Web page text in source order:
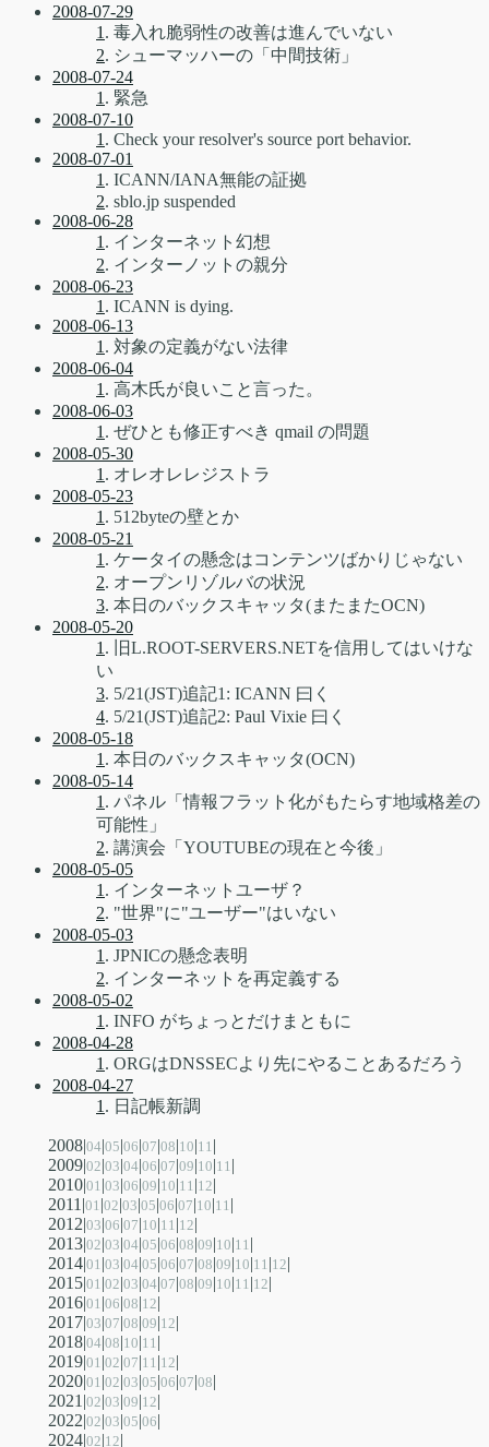
2008-07-29
1 . 毒入れ脆弱性の改善は進んでいない
2. シューマッハーの「中間技術」
2008-07-24
1 . 緊急
2008-07-10
1 . Check your resolver's source port behavior.
2008-07-01
1 . ICANN/IANA無能の証拠
2. sblo.jp suspended
2008-06-28
1 . インターネット幻想
2. インターノットの親分
2008-06-23
1 . ICANN is dying.
2008-06-13
1 . 対象の定義がない法律
2008-06-04
1 . 高木氏が良いこと言った。
2008-06-03
1 . ぜひとも修正すべき qmail の問題
2008-05-30
1 . オレオレレジストラ
2008-05-23
1 . 512byteの壁とか
2008-05-21
1 . ケータイの懸念はコンテンツばかりじゃない
2. オープンリゾルバの状況
3. 本日のバックスキャッタ(またまたOCN)
2008-05-20
1 . 旧L.ROOT-SERVERS.NETを信用してはいけな
い
3. 5/21(JST)追記1: ICANN 曰く
4. 5/21(JST)追記2: Paul Vixie 曰く
2008-05-18
1 . 本日のバックスキャッタ(OCN)
2008-05-14
1 . パネル「情報フラット化がもたらす地域格差の
可能性」
2. 講演会「YOUTUBEの現在と今後」
2008-05-05
1 . インターネットユーザ？
2. "世界"に"ユーザー"はいない
2008-05-03
1 . JPNICの懸念表明
2. インターネットを再定義する
2008-05-02
1 . INFO がちょっとだけまともに
2008-04-28
1 . ORGはDNSSECより先にやることあるだろう
2008-04-27
1 . 日記帳新調
2008|04|05|06|07|08|10|11 |
2009|02|03|04|06|07|09|10|11 |
2010|01 |03|06|09|10|11 |12|
2011|01 |02|03|05|06|07|10|11 |
2012|03|06|07|10|11 |12|
2013|02|03|04|05|06|08|09|10|11 |
2014|01 |03|04|05|06|07|08|09|10|11 |12|
2015|01 |02|03|04|07|08|09|10|11 |12|
2016|01 |06|08|12|
2017|03|07|08|09|12|
2018|04|08|10|11 |
2019|01 |02|07|11 |12|
2020|01 |02|03|05|06|07|08|
2021|02|03|09|12|
2022|02|03|05|06|
2024|02|12|